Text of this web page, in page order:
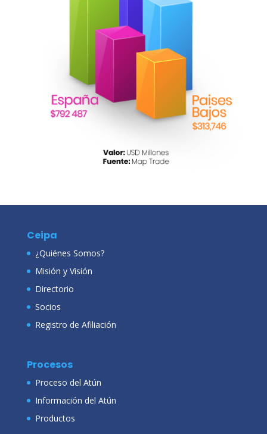
Ceipa
¿Quiénes Somos?
Misión y Visión
Directorio
Socios
Registro de Afiliación
Procesos
Proceso del Atún
Información del Atún
Productos